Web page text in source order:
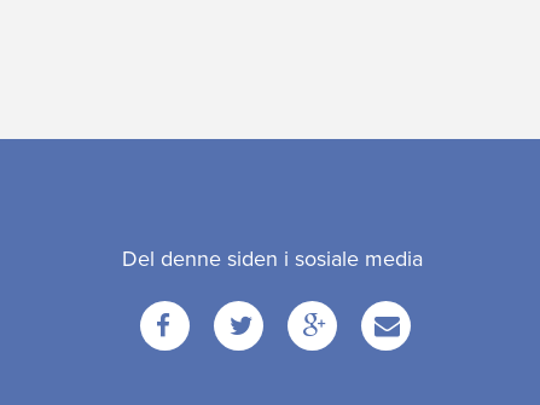
Del denne siden i sosiale media